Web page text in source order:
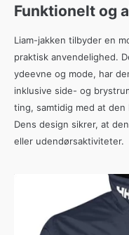
Funktionelt og
Liam-jakken tilbyder en
praktisk anvendelighed.
ydeevne og mode, har
inklusive side- og
ting, samtidig med at
Dens design sikrer, at
eller udendørsaktiviteter.